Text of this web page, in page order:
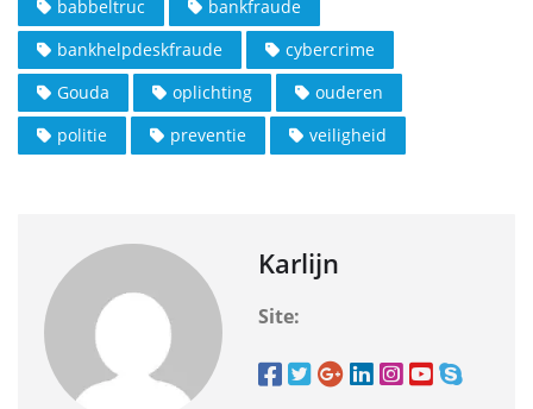
babbeltruc
bankfraude
bankhelpdeskfraude
cybercrime
Gouda
oplichting
ouderen
politie
preventie veiligheid
Karlijn
Site: